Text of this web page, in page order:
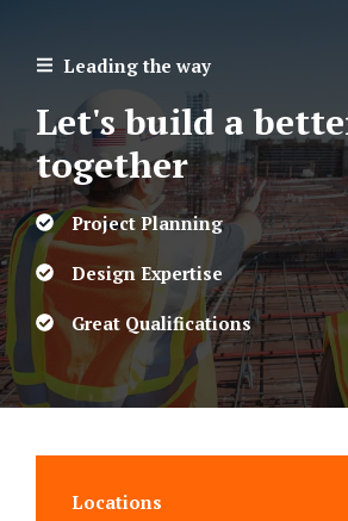
Leading the way
Let's build a
together
Project Planning
Design Expertise
Great Qualifications
Locations